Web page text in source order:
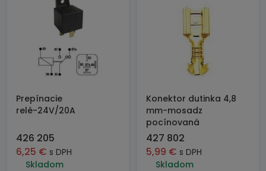
Prepínacie
relé-24V/20A
426 205
6,25 € s DPH
Skladom
Konektor dutinka 4,8
mm-mosadz
pocínovaná
427 802
5,99 € s DPH
Skladom